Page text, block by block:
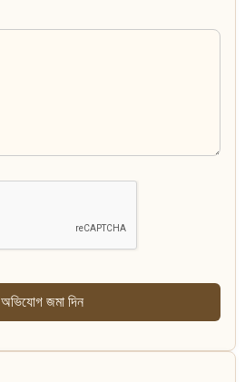
অভিযোগ জমা দিন